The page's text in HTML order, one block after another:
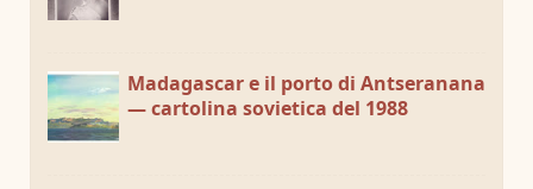
Madagascar e il porto di Antseranana
— cartolina sovietica del 1988